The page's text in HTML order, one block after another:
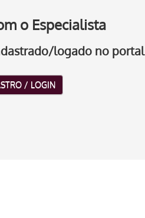
o Especialista
logado no portal
/ LOGIN